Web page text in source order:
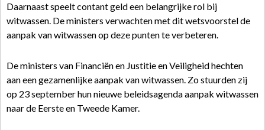
Daarnaast speelt contant geld een belangrijke rol bij
witwassen. De ministers verwachten met dit wetsvoorstel de
aanpak van witwassen op deze punten te verbeteren.
De ministers van Financiën en Justitie en Veiligheid hechten
aan een gezamenlijke aanpak van witwassen. Zo stuurden zij
op 23 september hun nieuwe beleidsagenda aanpak witwassen
naar de Eerste en Tweede Kamer.